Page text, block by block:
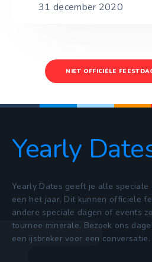
31 december 2020
NIET OFFICIËLE
Yearly
Yearly Dates geeft je alle speciale
een het jaar. Dit kunnen officiele
andere speciale dagen of events
tournee minerale. Bezoek ons
een ijsbreker voor een conversatie.